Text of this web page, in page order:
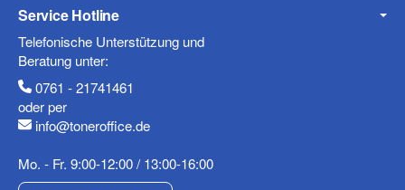
Service Hotline
Telefonische Unterstützung und
Beratung unter:
0761 - 21741461
oder per
info@toneroffice.de
Mo. - Fr. 9:00-12:00 / 13:00-16:00